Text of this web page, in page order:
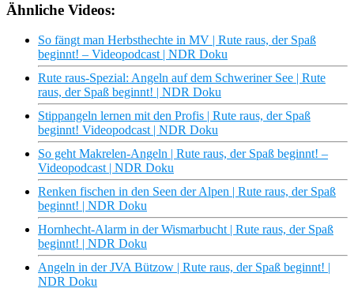
Ähnliche Videos:
So fängt man Herbsthechte in MV | Rute raus, der Spaß
beginnt! – Videopodcast | NDR Doku
Rute raus-Spezial: Angeln auf dem Schweriner See | Rute
raus, der Spaß beginnt! | NDR Doku
Stippangeln lernen mit den Profis | Rute raus, der Spaß
beginnt! Videopodcast | NDR Doku
So geht Makrelen-Angeln | Rute raus, der Spaß beginnt! –
Videopodcast | NDR Doku
Renken fischen in den Seen der Alpen | Rute raus, der Spaß
beginnt! | NDR Doku
Hornhecht-Alarm in der Wismarbucht | Rute raus, der Spaß
beginnt! | NDR Doku
Angeln in der JVA Bützow | Rute raus, der Spaß beginnt! |
NDR Doku